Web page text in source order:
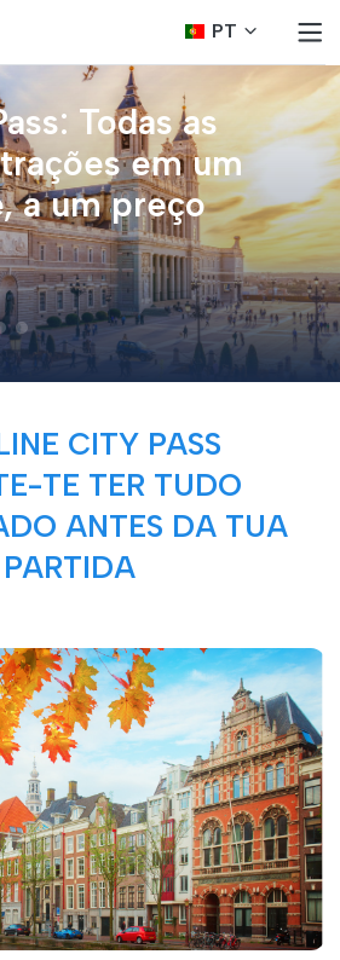
PT
Todas as
em um
a um preço
CITY PASS
TE TER TUDO
ANTES DA TUA
PARTIDA